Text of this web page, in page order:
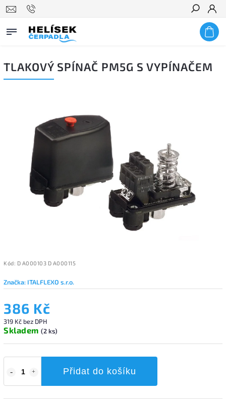
Hledat
TLAKOVÝ SPÍNAČ PM5G S VYPÍNAČEM
Kód: D A000103 D A000115
Značka: ITALFLEXO s.r.o.
386 Kč
319 Kč bez DPH
Skladem (2 ks)
Přidat do košíku